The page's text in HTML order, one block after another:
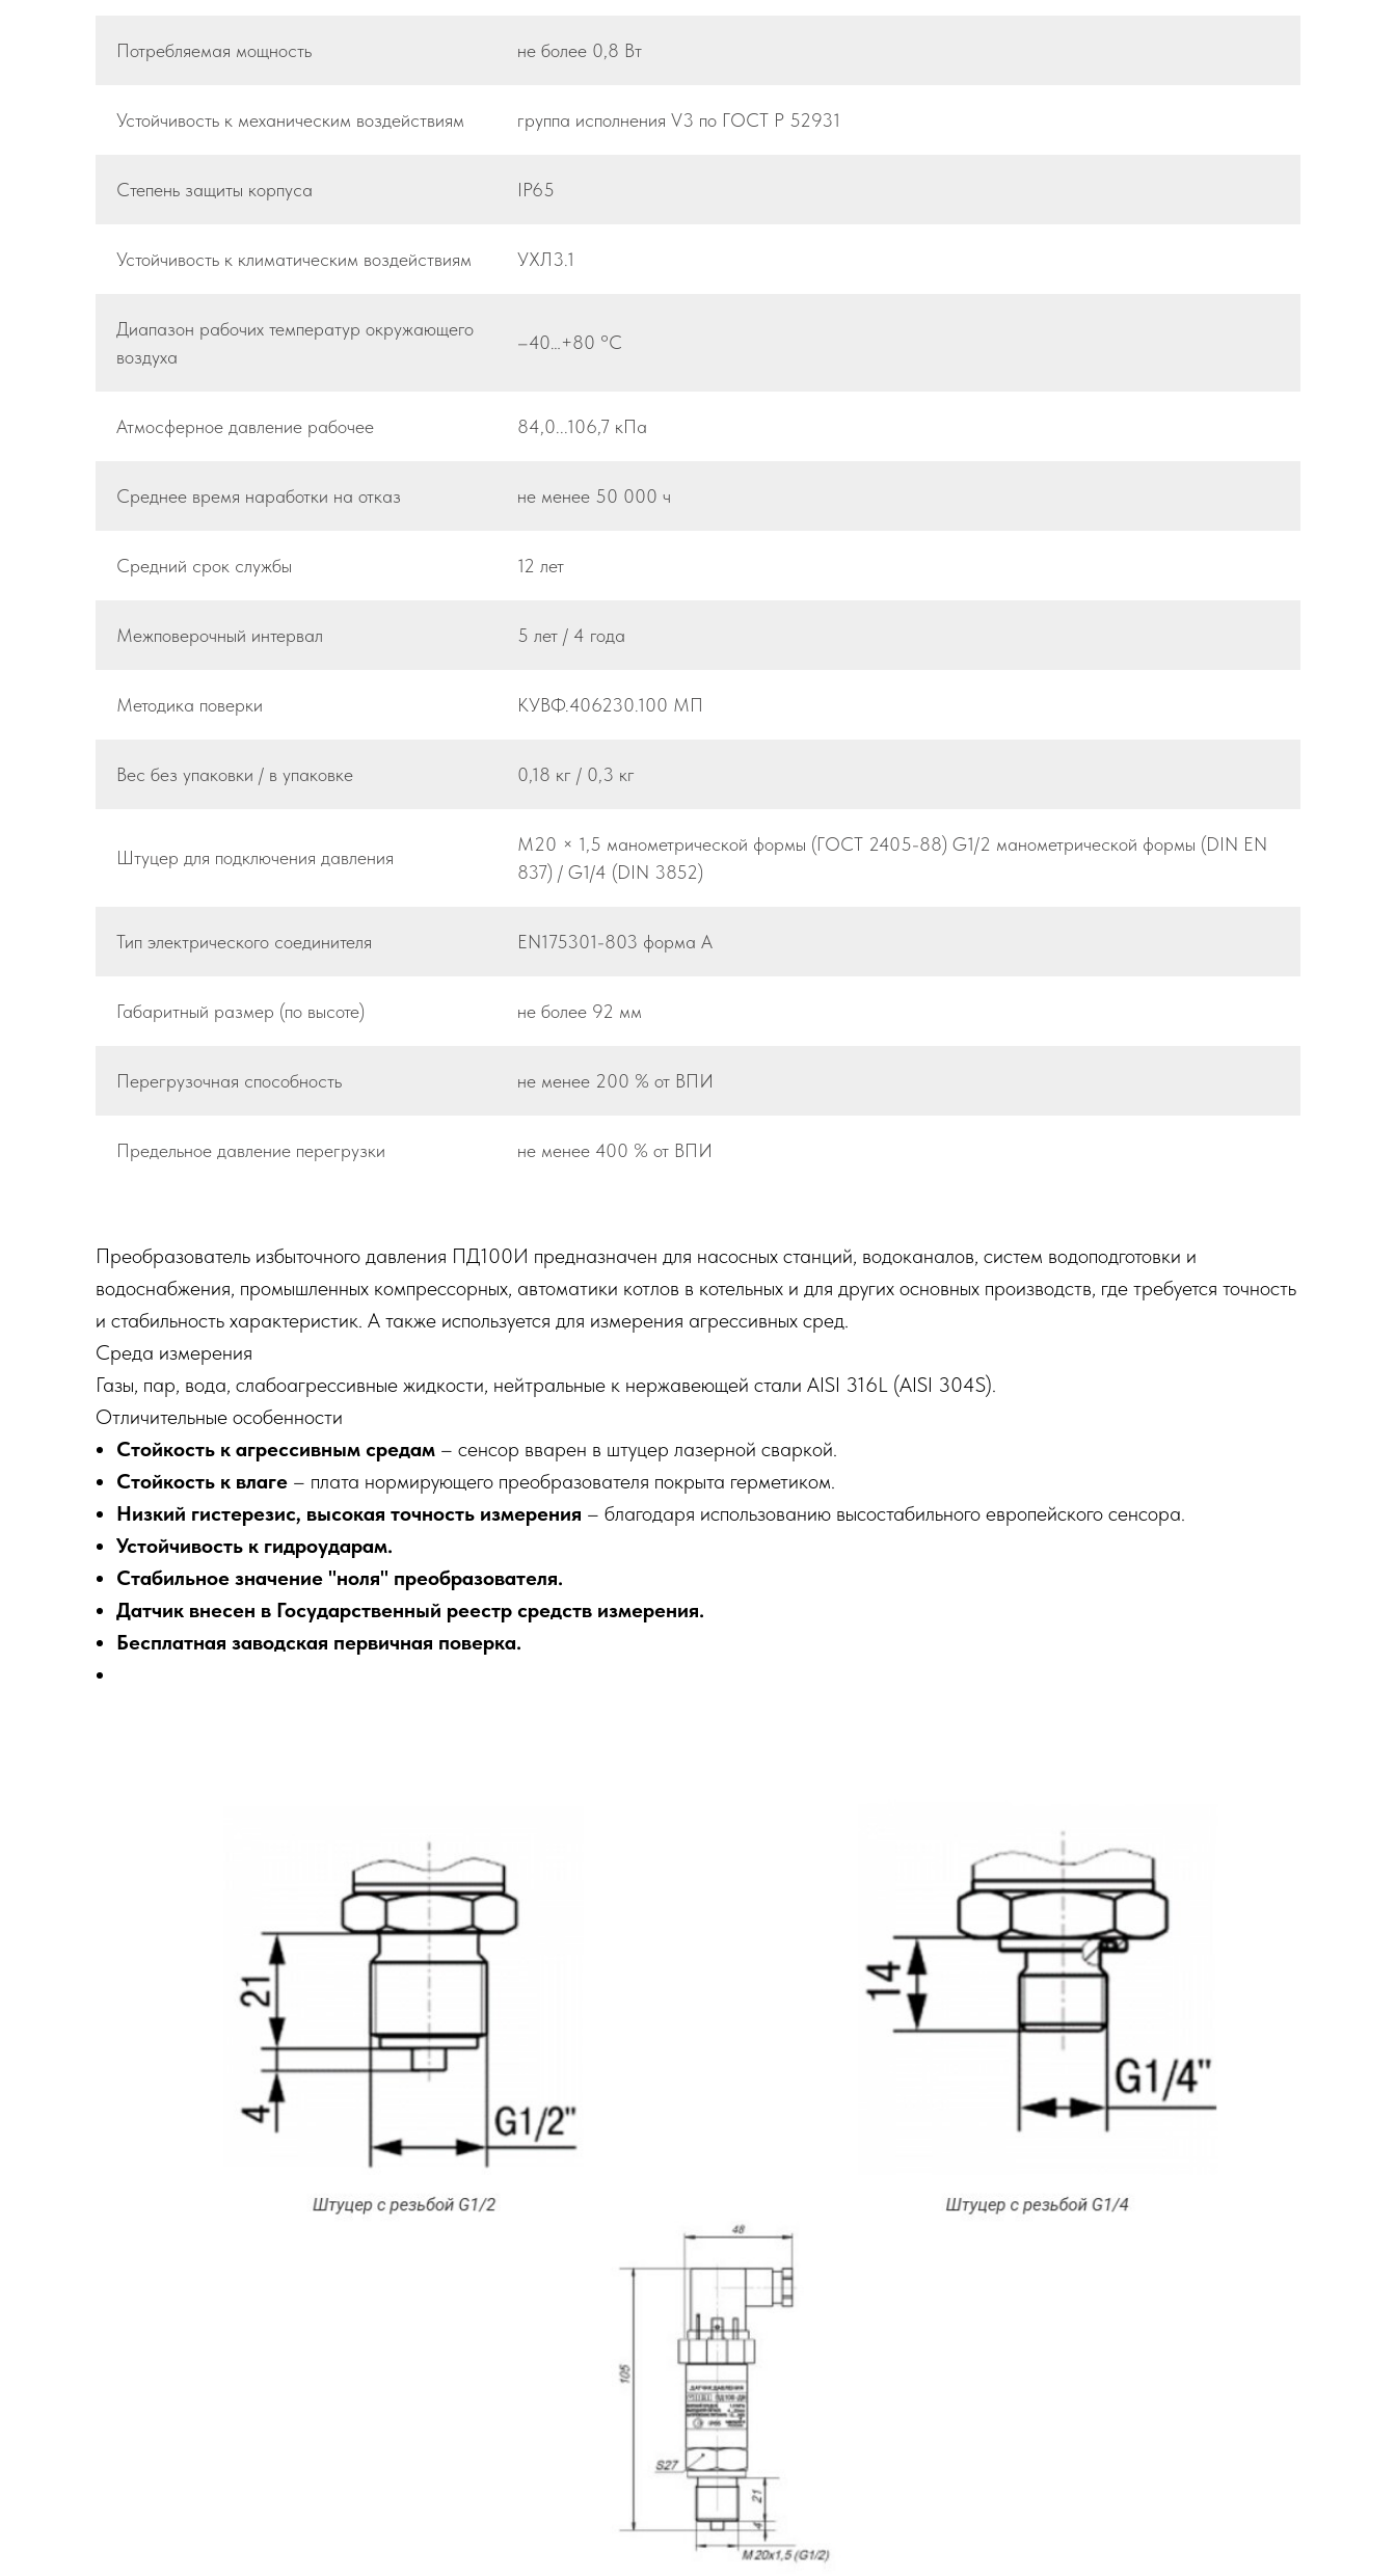
Потребляемая мощность не более 0,8 Вт
Устойчивость к механическим воздействиям группа исполнения V3 по ГОСТ Р 52931
Степень защиты корпуса IP65
Устойчивость к климатическим воздействиям УХЛ3.1
Диапазон рабочих температур окружающего
воздуха
–40…+80 °С
Атмосферное давление рабочее 84,0...106,7 кПа
Среднее время наработки на отказ не менее 50 000 ч
Средний срок службы 12 лет
Межповерочный интервал 5 лет / 4 года
Методика поверки КУВФ.406230.100 МП
Вес без упаковки / в упаковке 0,18 кг / 0,3 кг
Штуцер для подключения давления
M20 × 1,5 манометрической формы (ГОСТ 2405-88) G1/2 манометрической формы (DIN EN
837) / G1/4 (DIN 3852)
Тип электрического соединителя EN175301-803 форма А
Габаритный размер (по высоте) не более 92 мм
Перегрузочная способность не менее 200 % от ВПИ
Предельное давление перегрузки не менее 400 % от ВПИ
Преобразователь избыточного давления ПД100И предназначен для насосных станций, водоканалов, систем водоподготовки и
водоснабжения, промышленных компрессорных, автоматики котлов в котельных и для других основных производств, где требуется точность
и стабильность характеристик. А также используется для измерения агрессивных сред.
Среда измерения
Газы, пар, вода, слабоагрессивные жидкости, нейтральные к нержавеющей стали AISI 316L (AISI 304S).
Отличительные особенности
Стойкость к агрессивным средам – сенсор вварен в штуцер лазерной сваркой.
Стойкость к влаге – плата нормирующего преобразователя покрыта герметиком.
Низкий гистерезис, высокая точность измерения – благодаря использованию высостабильного европейского сенсора.
Устойчивость к гидроударам.
Стабильное значение "ноля" преобразователя.
Датчик внесен в Государственный реестр средств измерения.
Бесплатная заводская первичная поверка.